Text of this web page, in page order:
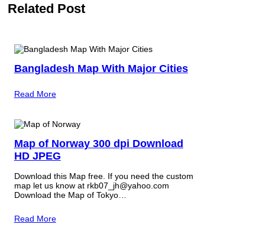
Related Post
Bangladesh Map With Major Cities
Read More
Map of Norway 300 dpi Download
HD JPEG
Download this Map free. If you need the custom
map let us know at rkb07_jh@yahoo.com
Download the Map of Tokyo…
Read More